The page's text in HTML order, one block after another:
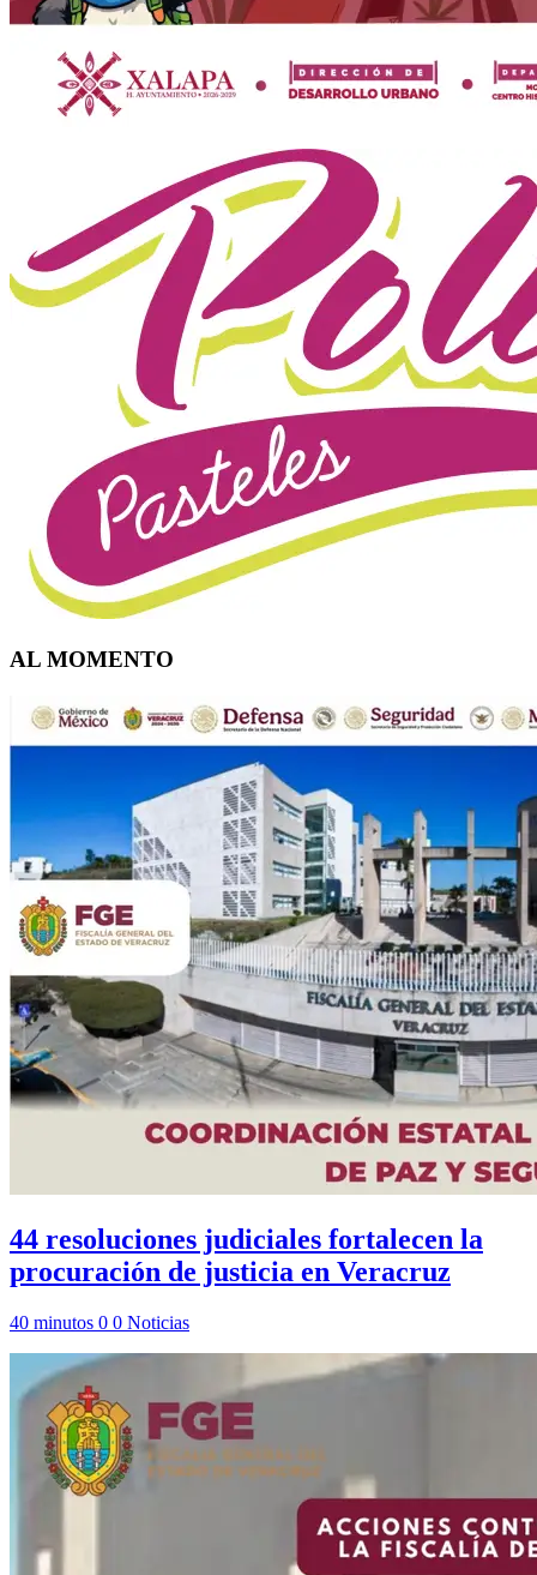
AL MOMENTO
44 resoluciones judiciales fortalecen la
procuración de justicia en Veracruz
40 minutos 0 0 Noticias